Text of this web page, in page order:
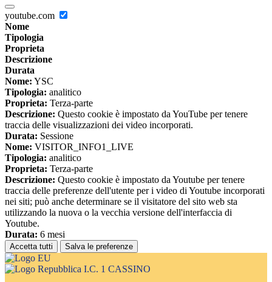
youtube.com
Nome
Tipologia
Proprieta
Descrizione
Durata
Nome: YSC
Tipologia: analitico
Proprieta: Terza-parte
Descrizione: Questo cookie è impostato da YouTube per tenere
traccia delle visualizzazioni dei video incorporati.
Durata: Sessione
Nome: VISITOR_INFO1_LIVE
Tipologia: analitico
Proprieta: Terza-parte
Descrizione: Questo cookie è impostato da Youtube per tenere
traccia delle preferenze dell'utente per i video di Youtube incorporati
nei siti; può anche determinare se il visitatore del sito web sta
utilizzando la nuova o la vecchia versione dell'interfaccia di
Youtube.
Durata: 6 mesi
Accetta tutti Salva le preferenze
I.C. 1 CASSINO